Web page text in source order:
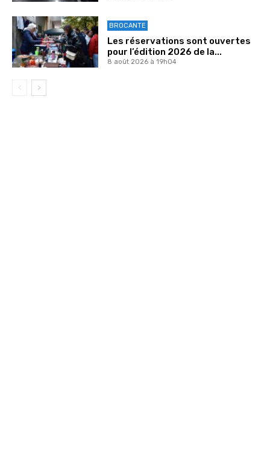
BROCANTE
Les réservations sont ouvertes
pour l’édition 2026 de la...
8 août 2026 à 19h04